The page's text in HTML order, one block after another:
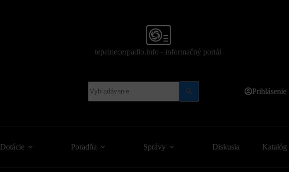
tepelnecerpadlo.info - informačný portál
results
Prihlásenie
Dotácie Poradňa Správy Diskusia Katalóg